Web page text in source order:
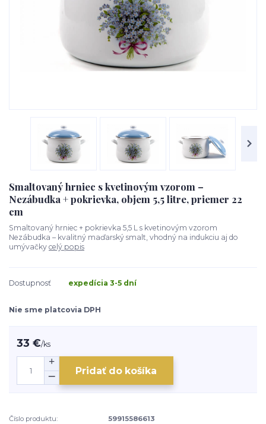
Smaltovaný hrniec s kvetinovým vzorom –
Nezábudka + pokrievka, objem 5,5 litre, priemer 22
cm
Smaltovaný hrniec + pokrievka 5,5 L s kvetinovým vzorom
Nezábudka – kvalitný maďarský smalt, vhodný na indukciu aj do
umývačky celý popis
Dostupnosť expedícia 3-5 dní
Nie sme platcovia DPH
33 €/ks
Pridať do košíka
Číslo produktu:
59915586613